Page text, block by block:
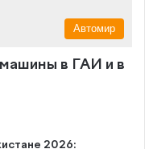
Автомир
в ГАИ и в
2026: